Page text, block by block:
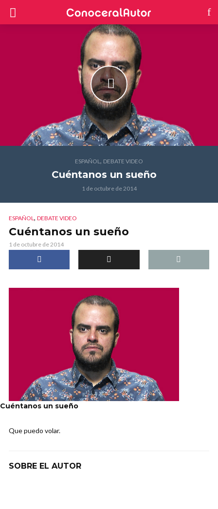
ESPAÑOL, DEBATE VIDEO
Cuéntanos un sueño
1 de octubre de 2014
ESPAÑOL, DEBATE VIDEO
Cuéntanos un sueño
1 de octubre de 2014
Cuéntanos un sueño
Que puedo volar.
SOBRE EL AUTOR